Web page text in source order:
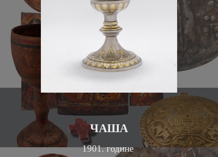
ЧАША
1901. године